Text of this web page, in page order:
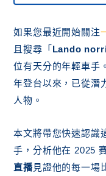
如果您最近開始關注
且搜尋「 Lando
位有天分的年輕車手
年登台以來，已從潛
人物。
本文將帶您快速認識
手，分析他在 2025
直播見證他的每一場